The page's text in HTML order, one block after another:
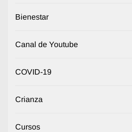
Bienestar
Canal de Youtube
COVID-19
Crianza
Cursos